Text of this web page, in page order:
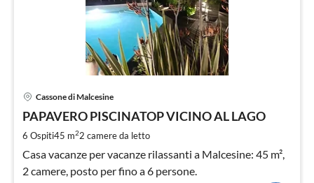
Cassone di Malcesine
PAPAVERO PISCINATOP VICINO AL LAGO
6 Ospiti45 m22 camere da letto
Casa vacanze per vacanze rilassanti a Malcesine: 45 m²,
2 camere, posto per fino a 6 persone.